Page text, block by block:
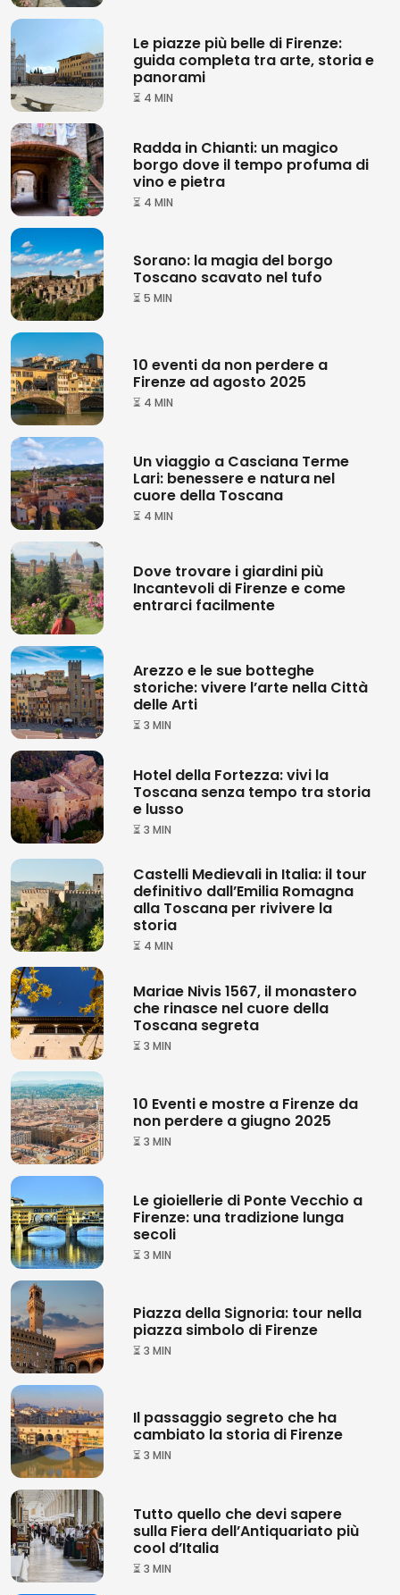
Le piazze più belle di Firenze:
guida completa tra arte, storia e
panorami
⏳ 4 MIN
Radda in Chianti: un magico
borgo dove il tempo profuma di
vino e pietra
⏳ 4 MIN
Sorano: la magia del borgo
Toscano scavato nel tufo
⏳ 5 MIN
10 eventi da non perdere a
Firenze ad agosto 2025
⏳ 4 MIN
Un viaggio a Casciana Terme
Lari: benessere e natura nel
cuore della Toscana
⏳ 4 MIN
Dove trovare i giardini più
Incantevoli di Firenze e come
entrarci facilmente
Arezzo e le sue botteghe
storiche: vivere l’arte nella Città
delle Arti
⏳ 3 MIN
Hotel della Fortezza: vivi la
Toscana senza tempo tra storia
e lusso
⏳ 3 MIN
Castelli Medievali in Italia: il tour
definitivo dall’Emilia Romagna
alla Toscana per rivivere la
storia
⏳ 4 MIN
Mariae Nivis 1567, il monastero
che rinasce nel cuore della
Toscana segreta
⏳ 3 MIN
10 Eventi e mostre a Firenze da
non perdere a giugno 2025
⏳ 3 MIN
Le gioiellerie di Ponte Vecchio a
Firenze: una tradizione lunga
secoli
⏳ 3 MIN
Piazza della Signoria: tour nella
piazza simbolo di Firenze
⏳ 3 MIN
Il passaggio segreto che ha
cambiato la storia di Firenze
⏳ 3 MIN
Tutto quello che devi sapere
sulla Fiera dell’Antiquariato più
cool d’Italia
⏳ 3 MIN